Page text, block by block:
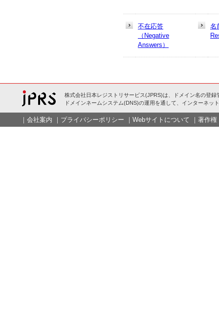
不在応答
（Negative
Answers）
名
株式会社日本レジストリサービス(JPRS)は、ドメイン名の登録
ドメインネームシステム(DNS)の運用を通して、インターネッ
｜ 会社案内 ｜ プライバシーポリシー ｜ Webサイトについて ｜ 著作権